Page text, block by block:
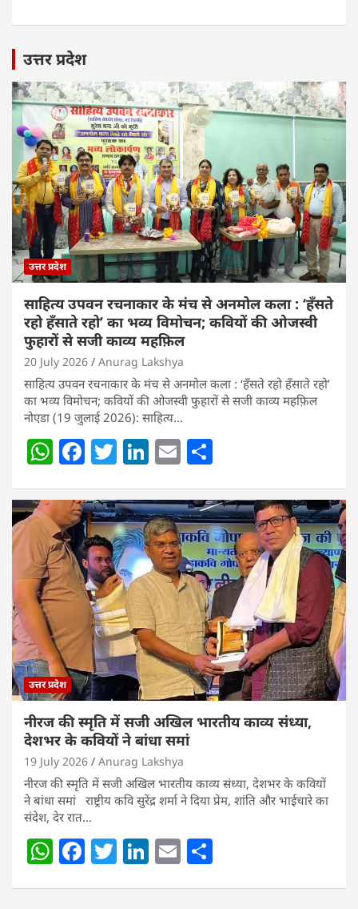
उत्तर प्रदेश
उत्तर प्रदेश
साहित्य उपवन रचनाकार के मंच से अनमोल कला : ‘हॅंसते
रहो हॅंसाते रहो’ का भव्य विमोचन; कवियों की ओजस्वी
फुहारों से सजी काव्य महफ़िल
20 July 2026 Anurag Lakshya
साहित्य उपवन रचनाकार के मंच से अनमोल कला : ‘हॅंसते रहो हॅंसाते रहो’
का भव्य विमोचन; कवियों की ओजस्वी फुहारों से सजी काव्य महफ़िल
नोएडा (19 जुलाई 2026): साहित्य…
W
at
s
A
p
p
F
c
e
b
o
o
k
T
itt
er
Li
k
e
dI
n
E
ai
l
ar
e
उत्तर प्रदेश
नीरज की स्मृति में सजी अखिल भारतीय काव्य संध्या,
देशभर के कवियों ने बांधा समां
19 July 2026 Anurag Lakshya
नीरज की स्मृति में सजी अखिल भारतीय काव्य संध्या, देशभर के कवियों
ने बांधा समां राष्ट्रीय कवि सुरेंद्र शर्मा ने दिया प्रेम, शांति और भाईचारे का
संदेश, देर रात…
W F T Li E